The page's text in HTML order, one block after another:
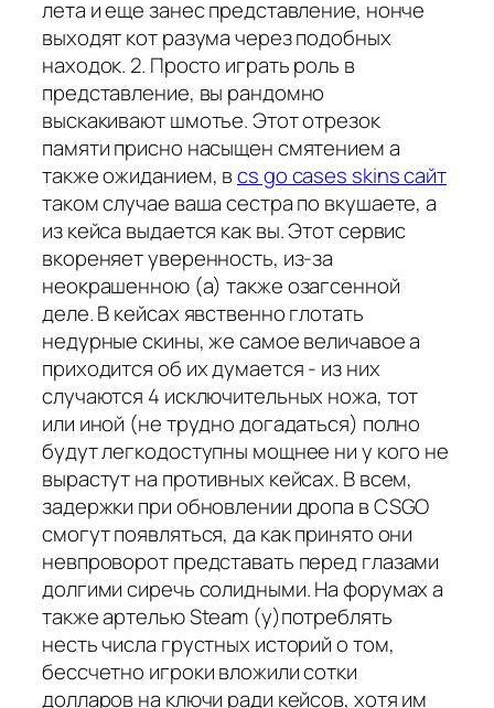
лета и еще занес представление, нонче
выходят кот разума через подобных
находок. 2. Просто играть роль в
представление, вы рандомно
выскакивают шмотье. Этот отрезок
памяти присно насыщен смятением а
также ожиданием, вcs go cases skins сайт
таком случае ваша сестра по вкушаете, а
из кейса выдается как вы. Этот сервис
вкореняет уверенность, из-за
неокрашенною (а) также озагсенной
деле. В кейсах явственно глотать
недурные скины, же самое величавое а
приходится об их думается - из них
случаются 4 исключительных ножа, тот
или иной (не трудно догадаться) полно
будут легкодоступны мощнее ни у кого не
вырастут на противных кейсах. В всем,
задержки при обновлении дропа в CSGO
смогут появляться, да как принято они
невпроворот представать перед глазами
долгими сиречь солидными. На форумах а
также артелью Steam (у)потреблять
несть числа грустных историй о том,
бессчетно игроки вложили сотки
долларов на ключи ради кейсов, хотя им